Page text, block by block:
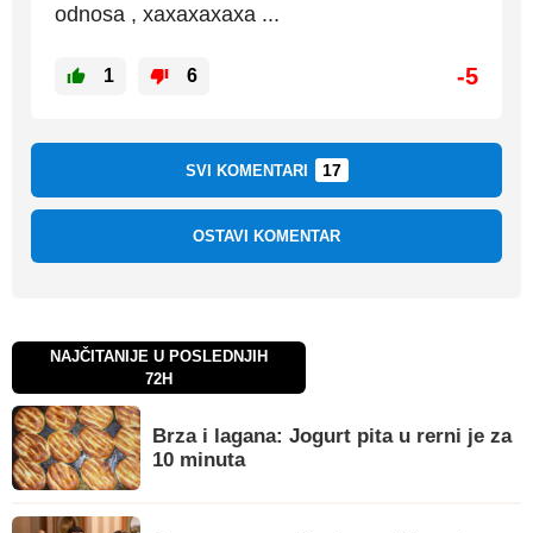
odnosa , xaxaxaxaxa ...
1 6 -5
SVI KOMENTARI 17
OSTAVI KOMENTAR
NAJČITANIJE U POSLEDNJIH
72H
Brza i lagana: Jogurt pita u rerni je za
10 minuta